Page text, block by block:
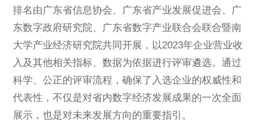
排名由广东省信息协会、广东省产业发展促进会、广
东数字政府研究院、广东省数字产业联合会联合暨南
大学产业经济研究院共同开展，以2023年企业营业收
入及其他相关指标、数据为依据进行评审遴选。通过
科学、公正的评审流程，确保了入选企业的权威性和
代表性，不仅是对省内数字经济发展成果的一次全面
展示，也是对未来发展方向的重要指引。